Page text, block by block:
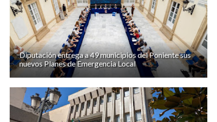
Diputación entrega a 49 municipios del Poniente sus
nuevos Planes de Emergencia Local